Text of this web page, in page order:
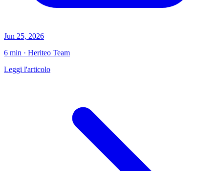
Jun 25, 2026
6 min · Heriteo Team
Leggi l'articolo